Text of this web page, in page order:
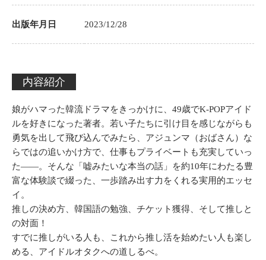
出版年月日 2023/12/28
内容紹介
娘がハマった韓流ドラマをきっかけに、49歳でK-POPアイド
ルを好きになった著者。若い子たちに引け目を感じながらも
勇気を出して飛び込んでみたら、アジュンマ（おばさん）な
らではの追いかけ方で、仕事もプライベートも充実していっ
た――。そんな「嘘みたいな本当の話」を約10年にわたる豊
富な体験談で綴った、一歩踏み出す力をくれる実用的エッセ
イ。
推しの決め方、韓国語の勉強、チケット獲得、そして推しと
の対面！
すでに推しがいる人も、これから推し活を始めたい人も楽し
める、アイドルオタクへの道しるべ。